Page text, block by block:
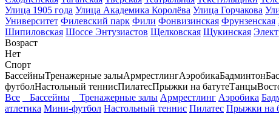
Улица 1905 года Улица Академика Королёва Улица Горчакова
Университет Филевский парк Фили Фонвизинская Фрунзенская
Шипиловская Шоссе Энтузиастов Щелковская Щукинская
Возраст
Нет
Спорт
БассейныТренажерные залыАрмрестлингАэробикаБадминтон
футболНастольный теннисПилатесПрыжки на батутеТанцы
Все
Бассейны Тренажерные залы Армрестлинг Аэробика
атлетика Мини-футбол Настольный теннис Пилатес Прыжки на